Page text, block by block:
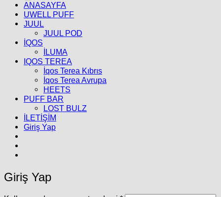
ANASAYFA
UWELL PUFF
JUUL
JUUL POD
İQOS
İLUMA
IQOS TEREA
İqos Terea Kıbrıs
İqos Terea Avrupa
HEETS
PUFF BAR
LOST BULZ
İLETİŞİM
Giriş Yap
Giriş Yap